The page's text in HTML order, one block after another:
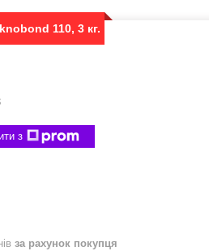
110, 3 кг.
з
за рахунок покупця